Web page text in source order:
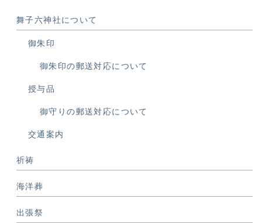
舞子六神社について
御朱印
御朱印の郵送対応について
授与品
御守りの郵送対応について
交通案内
祈祷
海洋葬
出張祭